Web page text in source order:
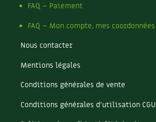
FAQ – Paiement
FAQ – Mon compte, mes coordonnées
Nous contacter
Mentions légales
Conditions générales de vente
Conditions générales d’utilisation CGU